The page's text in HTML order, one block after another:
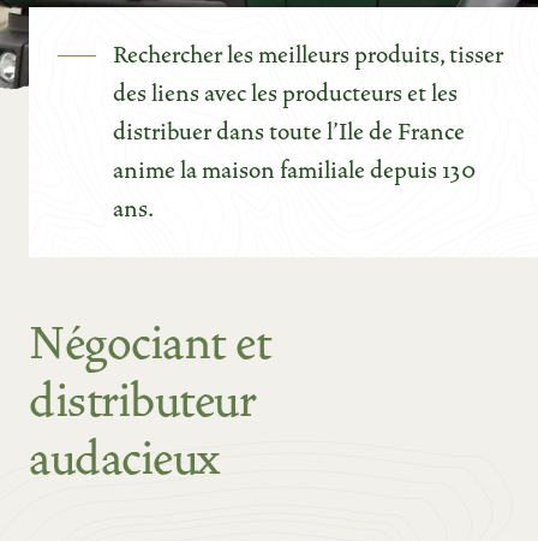
Rechercher les meilleurs produits, tisser
des liens avec les producteurs et les
distribuer dans toute l’Ile de France
anime la maison familiale depuis 130
ans.
Négociant et
distributeur
audacieux